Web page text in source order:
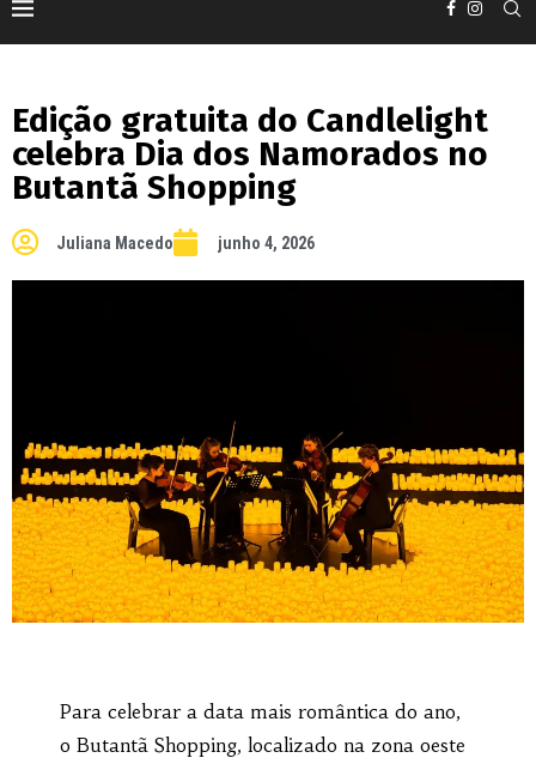
Edição gratuita do Candlelight
celebra Dia dos Namorados no
Butantã Shopping
Juliana Macedo junho 4, 2026
Para celebrar a data mais romântica do ano,
o Butantã Shopping, localizado na zona oeste